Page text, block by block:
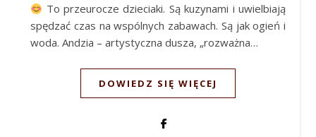
To przeurocze dzieciaki. Są kuzynami i uwielbiają
spędzać czas na wspólnych zabawach. Są jak ogień i
woda. Andzia – artystyczna dusza, „rozważna…
DOWIEDZ SIĘ WIĘCEJ